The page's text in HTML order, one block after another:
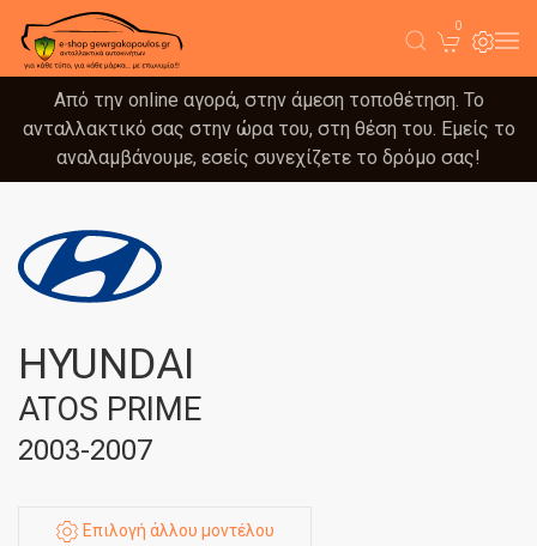
0
Από την online αγορά, στην άμεση τοποθέτηση. Το
ανταλλακτικό σας στην ώρα του, στη θέση του. Εμείς το
αναλαμβάνουμε, εσείς συνεχίζετε το δρόμο σας!
HYUNDAI
ATOS PRIME
2003-2007
Επιλογή άλλου μοντέλου